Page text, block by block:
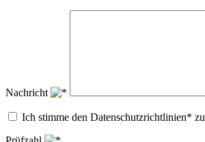
Nachricht
Ich stimme den Datenschutzrichtlinien* zu